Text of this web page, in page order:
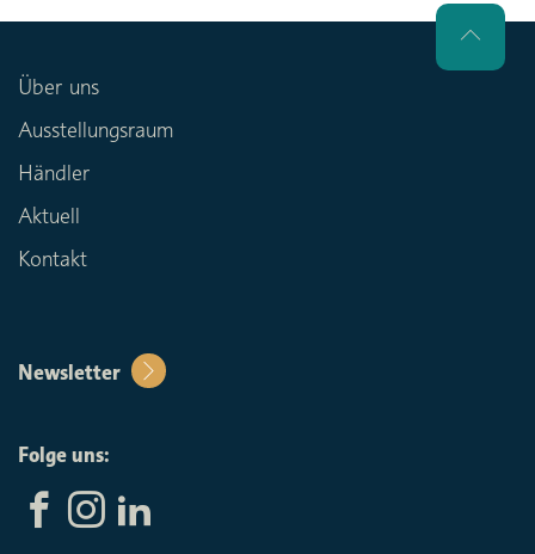
Über uns
Ausstellungsraum
Händler
Aktuell
Kontakt
Newsletter
Folge uns: